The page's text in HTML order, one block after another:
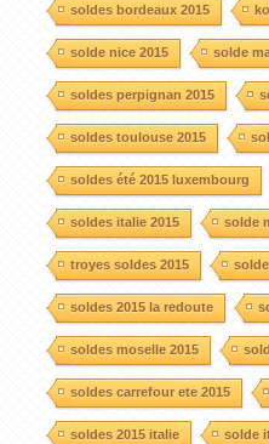
soldes bordeaux 2015
solde nice 2015 solde
soldes perpignan 2015
soldes toulouse 2015
soldes été 2015 luxembourg
soldes italie 2015 solde
troyes soldes 2015
soldes 2015 la redoute
soldes moselle 2015
soldes carrefour ete 2015
soldes 2015 italie solde